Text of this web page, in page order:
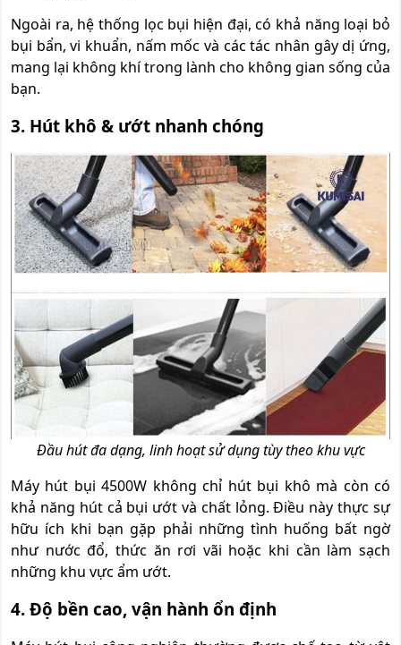
Ngoài ra, hệ thống lọc bụi hiện đại, có khả năng loại bỏ
bụi bẩn, vi khuẩn, nấm mốc và các tác nhân gây dị ứng,
mang lại không khí trong lành cho không gian sống của
bạn.
3. Hút khô & ướt nhanh chóng
Đầu hút đa dạng, linh hoạt sử dụng tùy theo khu vực
Máy hút bụi 4500W không chỉ hút bụi khô mà còn có
khả năng hút cả bụi ướt và chất lỏng. Điều này thực sự
hữu ích khi bạn gặp phải những tình huống bất ngờ
như nước đổ, thức ăn rơi vãi hoặc khi cần làm sạch
những khu vực ẩm ướt.
4. Độ bền cao, vận hành ổn định